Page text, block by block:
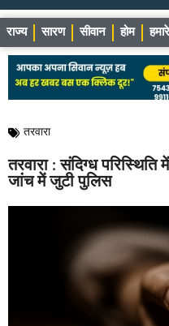
राज्य सारण सीवान होम
तरवारा
तरवारा : संदिग्ध
जांच में जुटी पुलिस